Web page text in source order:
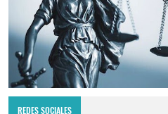
REDES SOCIALES